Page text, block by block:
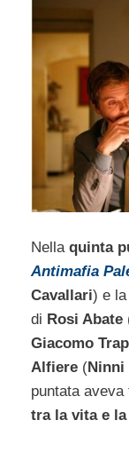
Nella quinta
Antimafia
Cavallari) e la
di Rosi Abate
Giacomo
Alfiere (Ninni
puntata
tra la vita e